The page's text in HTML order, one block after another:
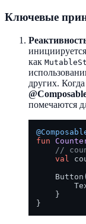
Ключевые
как
других.
помечаются
fun
//
val
    }